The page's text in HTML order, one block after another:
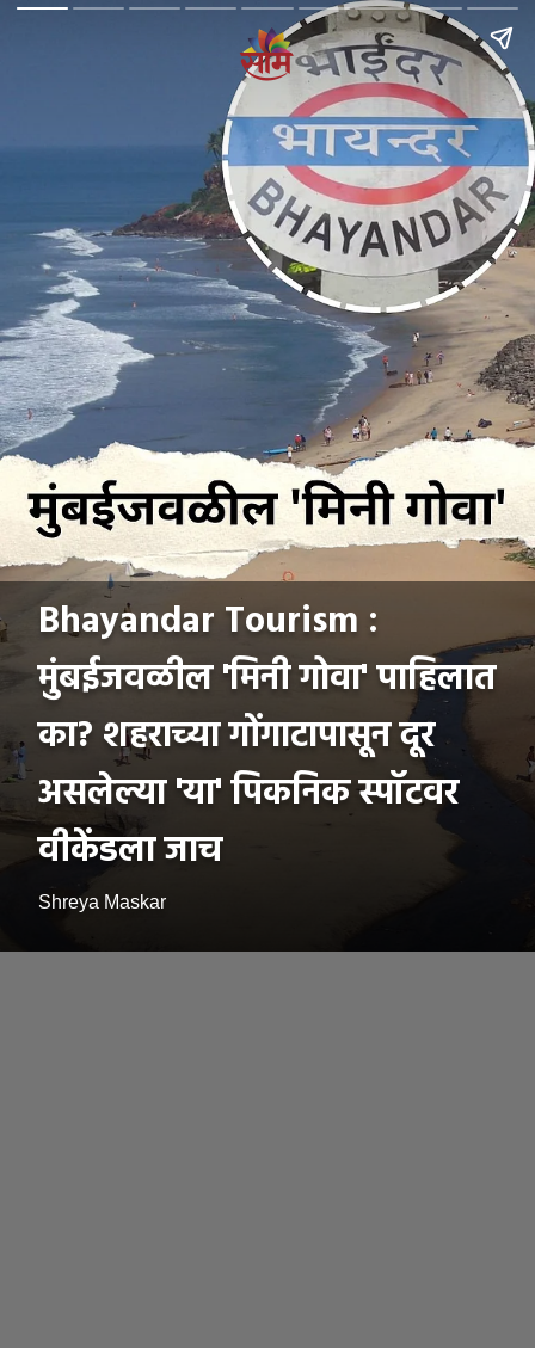
Bhayandar Tourism :
मुंबईजवळील 'मिनी गोवा' पाहिलात
का? शहराच्या गोंगाटापासून दूर
असलेल्या 'या' पिकनिक स्पॉटवर
वीकेंडला जाच
Shreya Maskar